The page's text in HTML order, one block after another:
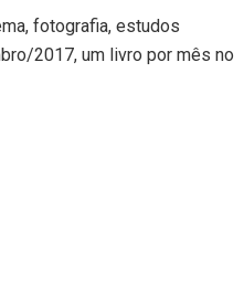
fotografia, estudos
2017, um livro por mês no